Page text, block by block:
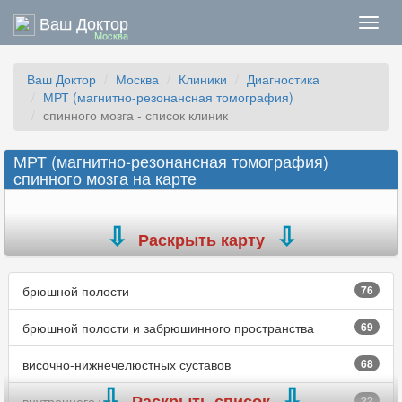
Ваш Доктор
Москва
Ваш Доктор Москва Клиники
Диагностика
МРТ (магнитно-резонансная томография)
спинного мозга - список клиник
МРТ (магнитно-резонансная томография)
спинного мозга на карте
Раскрыть карту
брюшной полости 76
брюшной полости и забрюшинного пространства 69
височно-нижнечелюстных суставов 68